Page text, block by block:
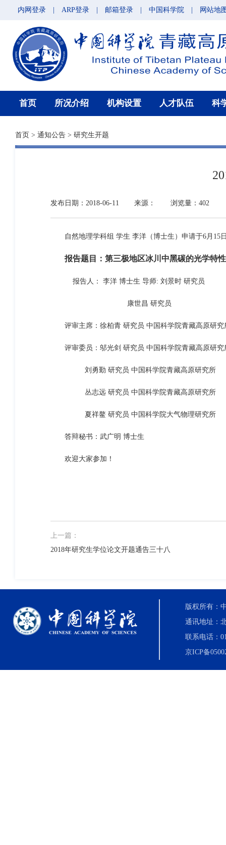
内网登录 ARP登录 邮箱登录 中国科学院 网站地
首页 所况介绍 机构设置 人才队伍 科
首页 > 通知公告 > 研究生开题
发布日期：2018-06-11 来源： 浏览量：402
自然地理学科组 学生 李洋（博士生）申请于6月15
报告题目：第三极地区冰川中黑碳的光学特
报告人： 李洋 博士生 导师: 刘景时 研究员
康世昌 研究员
评审主席：徐柏青 研究员 中国科学院青藏高原研究
评审委员：邬光剑 研究员 中国科学院青藏高原研究
刘勇勤 研究员 中国科学院青藏高原研究所
丛志远 研究员 中国科学院青藏高原研究所
夏祥鳌 研究员 中国科学院大气物理研究所
答辩秘书：武广明 博士生
欢迎大家参加！
上一篇：
2018年研究生学位论文开题通告三十八
版权所有：
通讯地址：
联系电话：
京ICP备